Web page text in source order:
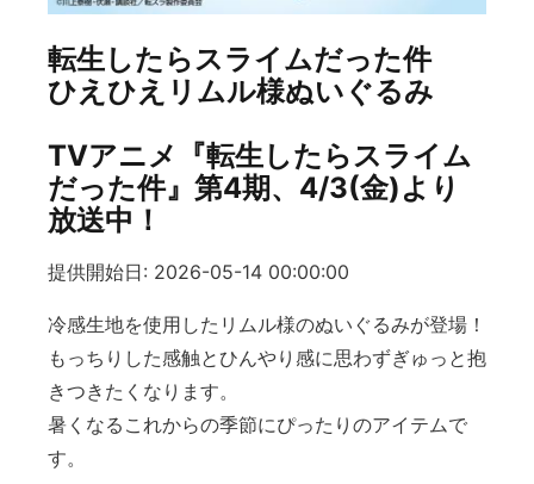
転生したらスライムだった件
ひえひえリムル様ぬいぐるみ
TVアニメ『転生したらスライム
だった件』第4期、4/3(金)より
放送中！
提供開始日: 2026-05-14 00:00:00
冷感生地を使用したリムル様のぬいぐるみが登場！
もっちりした感触とひんやり感に思わずぎゅっと抱
きつきたくなります。
暑くなるこれからの季節にぴったりのアイテムで
す。